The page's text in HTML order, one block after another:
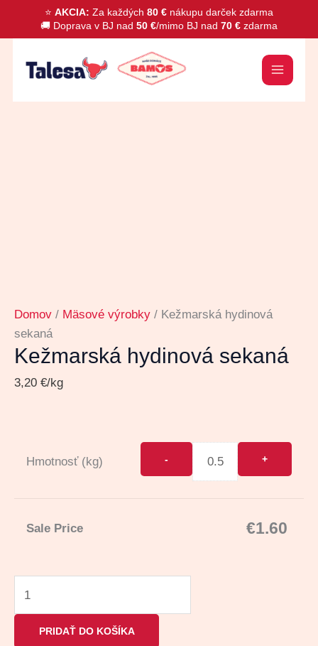
⭐ AKCIA: Za každých 80 € nákupu darček zdarma
🚚 Doprava v BJ nad 50 €/mimo BJ nad 70 € zdarma
Preskočiť
Domov / Mäsové výrobky / Kežmarská hydinová
sekaná
Kežmarská hydinová sekaná
3,20 €/kg
Hmotnosť (kg)
Sale Price €1.60
Kežmarská
sekaná
PRIDAŤ DO KOŠÍKA